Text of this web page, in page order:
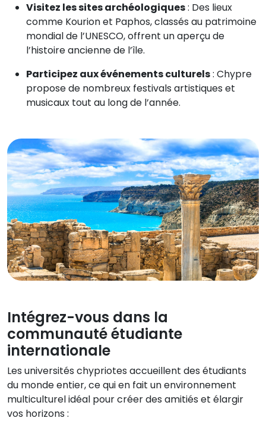
Visitez les sites archéologiques: Des lieux
comme Kourion et Paphos, classés au patrimoine
mondial de l’UNESCO, offrent un aperçu de
l’histoire ancienne de l’île.
Participez aux événements culturels: Chypre
propose de nombreux festivals artistiques et
musicaux tout au long de l’année.
Intégrez-vous dans la
communauté étudiante
internationale
Les universités chypriotes accueillent des étudiants
du monde entier, ce qui en fait un environnement
multiculturel idéal pour créer des amitiés et élargir
vos horizons :